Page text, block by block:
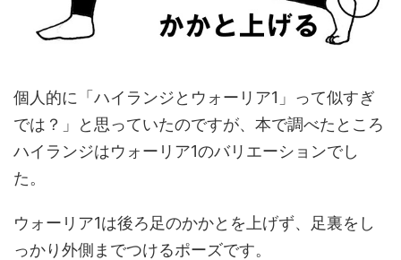
個人的に「ハイランジとウォーリア1」って似すぎ
では？」と思っていたのですが、本で調べたところ
ハイランジはウォーリア1のバリエーションでし
た。
ウォーリア1は後ろ足のかかとを上げず、足裏をし
っかり外側までつけるポーズです。